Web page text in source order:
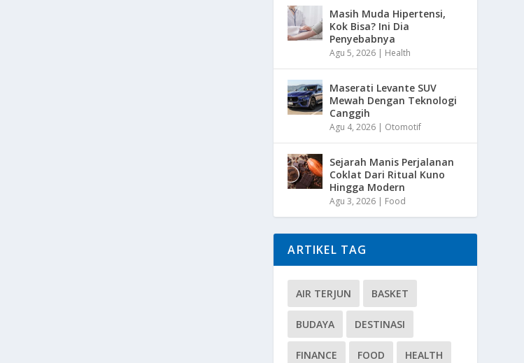
Masih Muda Hipertensi,
Kok Bisa? Ini Dia
Penyebabnya
Agu 5, 2026 | Health
Maserati Levante SUV
Mewah Dengan Teknologi
Canggih
Agu 4, 2026 | Otomotif
Sejarah Manis Perjalanan
Coklat Dari Ritual Kuno
Hingga Modern
Agu 3, 2026 | Food
ARTIKEL TAG
AIR TERJUN BASKET
BUDAYA DESTINASI
FINANCE FOOD HEALTH